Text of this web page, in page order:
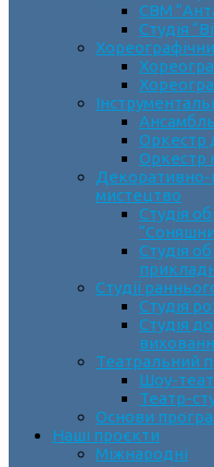
СВМ
Студія
Ансамбль
Оркестр
Оркестр
Декоративно-
мистецтво
Cтудія
Студія
Студії
Студія
Студія
Театральний
Шоу-
Театр-
Основи
Наші проєкти
Міжнародні